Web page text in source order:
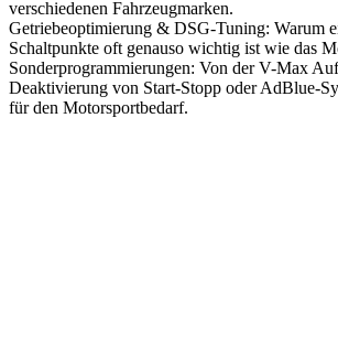
verschiedenen Fahrzeugmarken.
Getriebeoptimierung & DSG-Tuning: Warum
Schaltpunkte oft genauso wichtig ist wie das
Sonderprogrammierungen: Von der V-Max
Deaktivierung von Start-Stopp oder AdBlue-
für den Motorsportbedarf.